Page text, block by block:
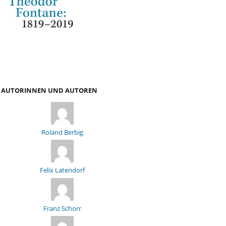
AUTORINNEN UND AUTOREN
Roland Berbig
Felix Latendorf
Franz Schorr